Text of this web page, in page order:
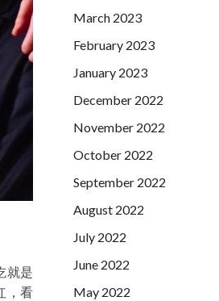
就是
，看
March 2023
February 2023
January 2023
December 2022
November 2022
October 2022
September 2022
August 2022
July 2022
June 2022
May 2022